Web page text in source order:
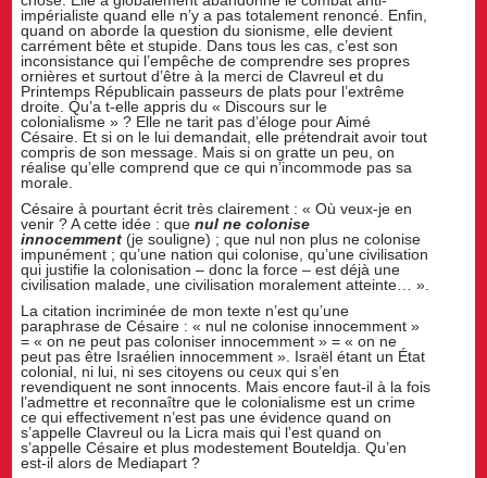
impérialiste quand elle n’y a pas totalement renoncé. Enfin,
quand on aborde la question du sionisme, elle devient
carrément bête et stupide. Dans tous les cas, c’est son
inconsistance qui l’empêche de comprendre ses propres
ornières et surtout d’être à la merci de Clavreul et du
Printemps Républicain passeurs de plats pour l’extrême
droite. Qu’a t-elle appris du « Discours sur le
colonialisme » ? Elle ne tarit pas d’éloge pour Aimé
Césaire. Et si on le lui demandait, elle prétendrait avoir tout
compris de son message. Mais si on gratte un peu, on
réalise qu’elle comprend que ce qui n’incommode pas sa
morale.
Césaire à pourtant écrit très clairement : « Où veux-je en
venir ? A cette idée : quenul ne colonise
innocemment (je souligne) ; que nul non plus ne colonise
impunément ; qu’une nation qui colonise, qu’une civilisation
qui justifie la colonisation – donc la force – est déjà une
civilisation malade, une civilisation moralement atteinte… ».
La citation incriminée de mon texte n’est qu’une
paraphrase de Césaire : « nul ne colonise innocemment »
= « on ne peut pas coloniser innocemment » = « on ne
peut pas être Israélien innocemment ». Israël étant un État
colonial, ni lui, ni ses citoyens ou ceux qui s’en
revendiquent ne sont innocents. Mais encore faut-il à la fois
l’admettre et reconnaître que le colonialisme est un crime
ce qui effectivement n’est pas une évidence quand on
s’appelle Clavreul ou la Licra mais qui l’est quand on
s’appelle Césaire et plus modestement Bouteldja. Qu’en
est-il alors de Mediapart ?